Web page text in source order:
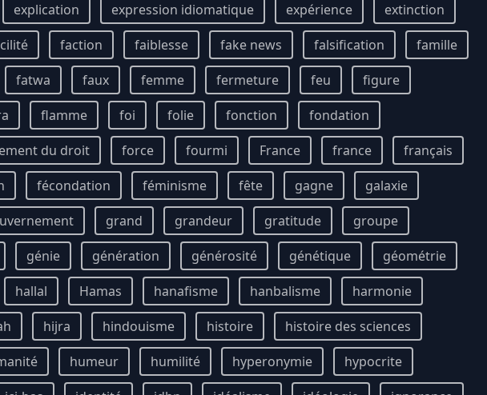
explication expression idiomatique expérience
extinction
faction faiblesse fake news falsification
famille
fatwa faux femme fermeture feu
figure
flamme foi folie fonction
fondation
du droit force fourmi France france
français
fécondation féminisme fête gagne
galaxie
grand grandeur gratitude
groupe
génie génération générosité génétique
géométrie
hallal Hamas hanafisme hanbalisme
harmonie
hijra hindouisme histoire
histoire des sciences
humeur humilité hyperonymie
hypocrite